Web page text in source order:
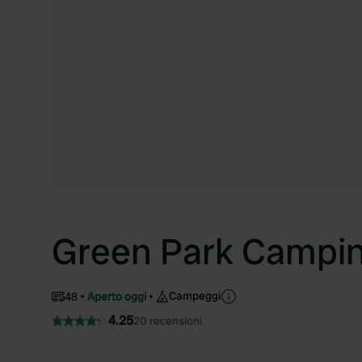
Green Park
48 Aperto oggi Campeggi
4.2520 recensioni